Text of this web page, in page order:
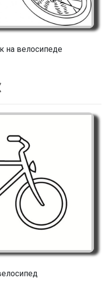
на велосипеде